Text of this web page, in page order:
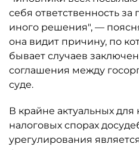
себя ответственность за
иного решения", —
она видит причину, по
бывает случаев
соглашения между
суде.
В крайне актуальных
налоговых спорах
урегулирования